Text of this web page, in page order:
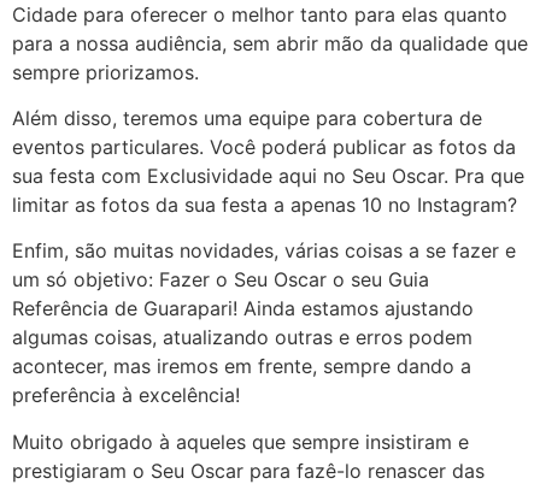
Cidade para oferecer o melhor tanto para elas quanto
para a nossa audiência, sem abrir mão da qualidade que
sempre priorizamos.
Além disso, teremos uma equipe para cobertura de
eventos particulares. Você poderá publicar as fotos da
sua festa com Exclusividade aqui no Seu Oscar. Pra que
limitar as fotos da sua festa a apenas 10 no Instagram?
Enfim, são muitas novidades, várias coisas a se fazer e
um só objetivo: Fazer o Seu Oscar o seu Guia
Referência de Guarapari! Ainda estamos ajustando
algumas coisas, atualizando outras e erros podem
acontecer, mas iremos em frente, sempre dando a
preferência à excelência!
Muito obrigado à aqueles que sempre insistiram e
prestigiaram o Seu Oscar para fazê-lo renascer das